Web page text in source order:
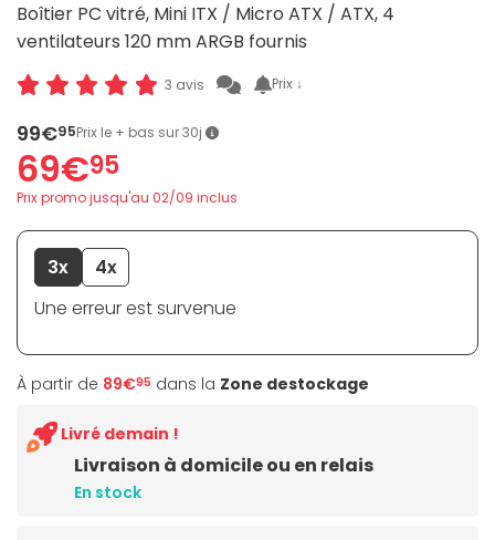
Boîtier PC vitré, Mini ITX / Micro ATX / ATX, 4
ventilateurs 120 mm ARGB fournis
3 avis Prix ↓
99€95Prix le + bas sur 30j
69€95
Prix promo jusqu'au 02/09 inclus
3x
4x
Une erreur est survenue
À partir de 89€95 dans la Zone destockage
Livraison à domicile ou en relais
En stock
Livré demain !